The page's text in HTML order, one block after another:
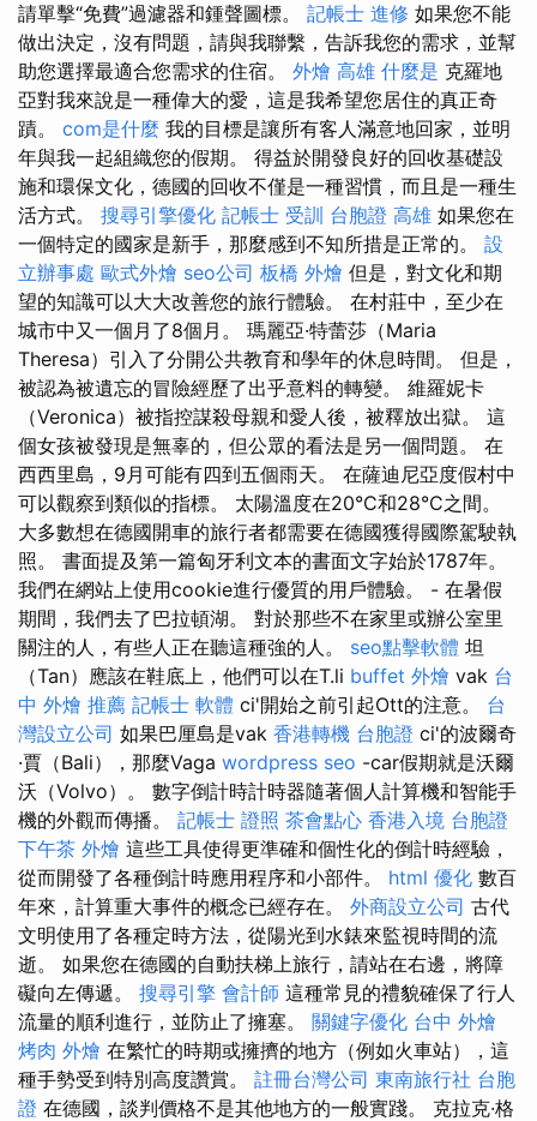
請單擊“免費”過濾器和鍾聲圖標。 記帳士 進修 如果您不能
做出決定，沒有問題，請與我聯繫，告訴我您的需求，並幫
助您選擇最適合您需求的住宿。 外燴 高雄 什麼是 克羅地
亞對我來說是一種偉大的愛，這是我希望您居住的真正奇
蹟。 com是什麼 我的目標是讓所有客人滿意地回家，並明
年與我一起組織您的假期。 得益於開發良好的回收基礎設
施和環保文化，德國的回收不僅是一種習慣，而且是一種生
活方式。 搜尋引擎優化 記帳士 受訓 台胞證 高雄 如果您在
一個特定的國家是新手，那麼感到不知所措是正常的。 設
立辦事處 歐式外燴 seo公司 板橋 外燴 但是，對文化和期
望的知識可以大大改善您的旅行體驗。 在村莊中，至少在
城市中又一個月了8個月。 瑪麗亞·特蕾莎（Maria
Theresa）引入了分開公共教育和學年的休息時間。 但是，
被認為被遺忘的冒險經歷了出乎意料的轉變。 維羅妮卡
（Veronica）被指控謀殺母親和愛人後，被釋放出獄。 這
個女孩被發現是無辜的，但公眾的看法是另一個問題。 在
西西里島，9月可能有四到五個雨天。 在薩迪尼亞度假村中
可以觀察到類似的指標。 太陽溫度在20°C和28°C之間。
大多數想在德國開車的旅行者都需要在德國獲得國際駕駛執
照。 書面提及第一篇匈牙利文本的書面文字始於1787年。
我們在網站上使用cookie進行優質的用戶體驗。 - 在暑假
期間，我們去了巴拉頓湖。 對於那些不在家里或辦公室里
關注的人，有些人正在聽這種強的人。 seo點擊軟體 坦
（Tan）應該在鞋底上，他們可以在T.li buffet 外燴 vak 台
中 外燴 推薦 記帳士 軟體 ci'開始之前引起Ott的注意。 台
灣設立公司 如果巴厘島是vak 香港轉機 台胞證 ci'的波爾奇
·賈（Bali），那麼Vaga wordpress seo -car假期就是沃爾
沃（Volvo）。 數字倒計時計時器隨著個人計算機和智能手
機的外觀而傳播。 記帳士 證照 茶會點心 香港入境 台胞證
下午茶 外燴 這些工具使得更準確和個性化的倒計時經驗，
從而開發了各種倒計時應用程序和小部件。 html 優化 數百
年來，計算重大事件的概念已經存在。 外商設立公司 古代
文明使用了各種定時方法，從陽光到水錶來監視時間的流
逝。 如果您在德國的自動扶梯上旅行，請站在右邊，將障
礙向左傳遞。 搜尋引擎 會計師 這種常見的禮貌確保了行人
流量的順利進行，並防止了擁塞。 關鍵字優化 台中 外燴
烤肉 外燴 在繁忙的時期或擁擠的地方（例如火車站），這
種手勢受到特別高度讚賞。 註冊台灣公司 東南旅行社 台胞
證 在德國，談判價格不是其他地方的一般實踐。 克拉克·格